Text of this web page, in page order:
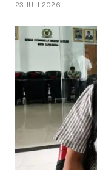
23 JULI 2026